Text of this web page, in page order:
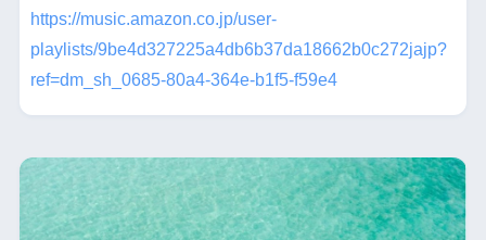
https://music.amazon.co.jp/user-
playlists/9be4d327225a4db6b37da18662b0c272jajp?
ref=dm_sh_0685-80a4-364e-b1f5-f59e4